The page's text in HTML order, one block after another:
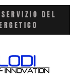
DEL